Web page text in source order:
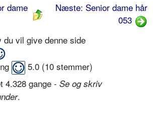
dame
Næste: Senior dame hår
053
du vil give denne side
5.0 (10 stemmer)
4.328 gange - Se og skriv
.